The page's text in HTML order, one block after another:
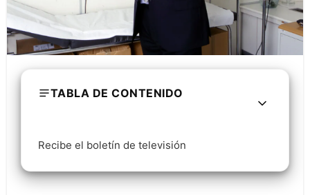
TABLA DE CONTENIDO
Recibe el boletín de televisión